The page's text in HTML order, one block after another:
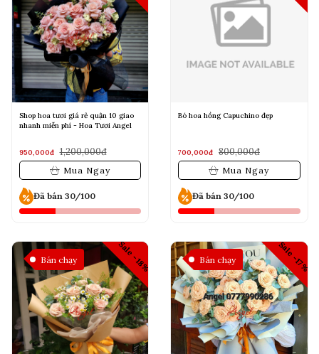
Shop hoa tươi giá rẻ quận 10 giao
nhanh miễn phí - Hoa Tươi Angel
950,000đ 1,200,000đ
Mua Ngay
Đã bán 30/100
Bó hoa hồng Capuchino đẹp
700,000đ 800,000đ
Mua Ngay
Đã bán 30/100
Bán chạy Sale -18% Bán chạy Sale -17%